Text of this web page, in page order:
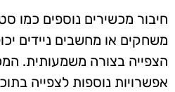
חיבור מכשירים נוספים כמו
משחקים או מחשבים ניידים
הצפייה בצורה משמעותית.
אפשרויות נוספות לצפייה